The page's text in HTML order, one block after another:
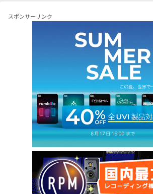
スポンサーリンク